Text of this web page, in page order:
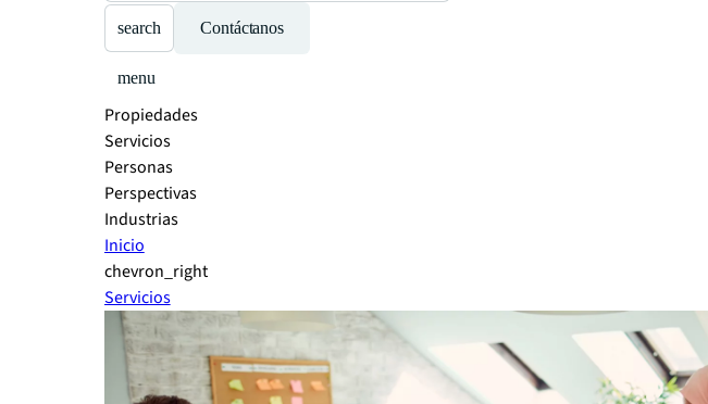
search Contáctanos
menu
Propiedades
Servicios
Personas
Perspectivas
Industrias
Inicio
chevron_right
Servicios